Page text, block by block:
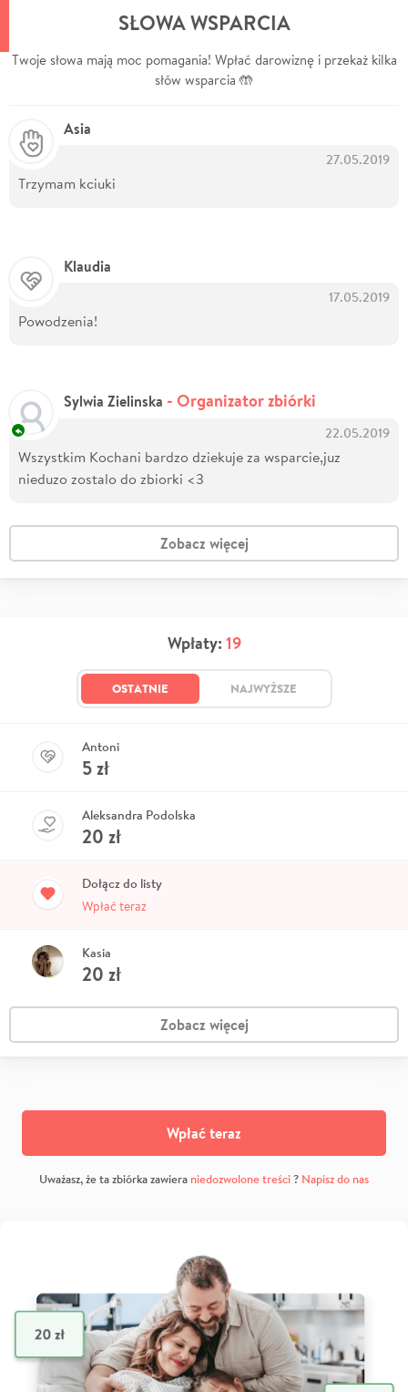
SŁOWA WSPARCIA
Twoje słowa mają moc pomagania! Wpłać darowiznę i przekaż kilka
słów wsparcia 🤲
Asia
27.05.2019
Trzymam kciuki
Klaudia
17.05.2019
Powodzenia!
Sylwia Zielinska - Organizator zbiórki
22.05.2019
Wszystkim Kochani bardzo dziekuje za wsparcie,juz
nieduzo zostalo do zbiorki <3
Zobacz więcej
Wpłaty: 19
OSTATNIE NAJWYŻSZE
Antoni
5zł
Aleksandra Podolska
20 zł
Dołącz do listy
Wpłać teraz
Kasia
20 zł
Zobacz więcej
Wpłać teraz
Uważasz, że ta zbiórka zawiera niedozwolone treści? Napisz do nas